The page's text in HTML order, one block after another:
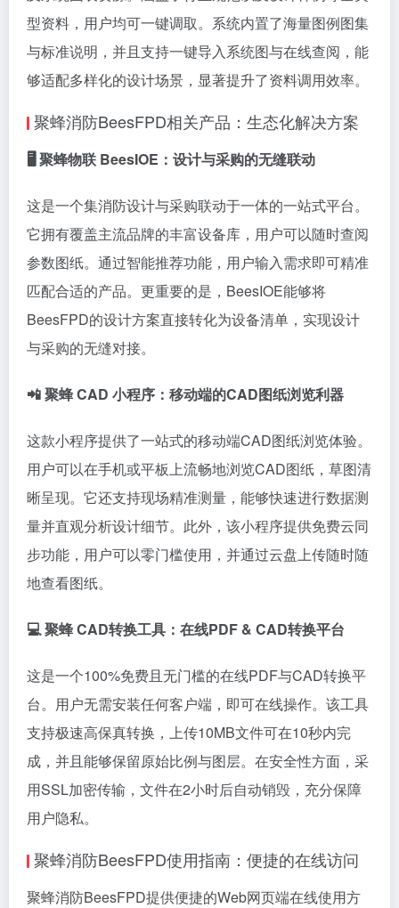
型资料，用户均可一键调取。系统内置了海量图例图集
与标准说明，并且支持一键导入系统图与在线查阅，能
够适配多样化的设计场景，显著提升了资料调用效率。
聚蜂消防BeesFPD相关产品：生态化解决方案
🖥 聚蜂物联 BeesIOE：设计与采购的无缝联动
这是一个集消防设计与采购联动于一体的一站式平台。
它拥有覆盖主流品牌的丰富设备库，用户可以随时查阅
参数图纸。通过智能推荐功能，用户输入需求即可精准
匹配合适的产品。更重要的是，BeesIOE能够将
BeesFPD的设计方案直接转化为设备清单，实现设计
与采购的无缝对接。
📲 聚蜂 CAD 小程序：移动端的CAD图纸浏览利器
这款小程序提供了一站式的移动端CAD图纸浏览体验。
用户可以在手机或平板上流畅地浏览CAD图纸，草图清
晰呈现。它还支持现场精准测量，能够快速进行数据测
量并直观分析设计细节。此外，该小程序提供免费云同
步功能，用户可以零门槛使用，并通过云盘上传随时随
地查看图纸。
💻 聚蜂 CAD转换工具：在线PDF & CAD转换平台
这是一个100%免费且无门槛的在线PDF与CAD转换平
台。用户无需安装任何客户端，即可在线操作。该工具
支持极速高保真转换，上传10MB文件可在10秒内完
成，并且能够保留原始比例与图层。在安全性方面，采
用SSL加密传输，文件在2小时后自动销毁，充分保障
用户隐私。
聚蜂消防BeesFPD使用指南：便捷的在线访问
聚蜂消防BeesFPD提供便捷的Web网页端在线使用方